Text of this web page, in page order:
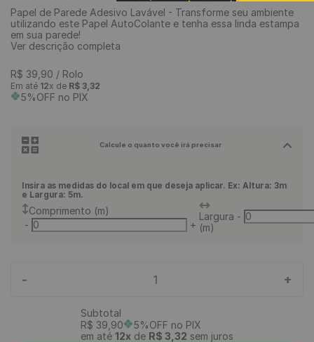
Papel de Parede Adesivo Lavável - Transforme seu ambiente
utilizando este Papel AutoColante e tenha essa linda estampa
em sua parede!
Ver descrição completa
R$ 39 90 / Rolo
Em até 12x de R$ 3,32
5%OFF no PIX
Calcule o quanto você irá precisar
Insira as medidas do local em que deseja aplicar. Ex: Altura: 3m
e Largura: 5m.
Comprimento (m)
-
+
Largura
(m)
-
- 1 +
Subtotal
R$ 39 90
5%OFF no PIX
em até 12x de R$ 3 32 sem juros
9º rodapé
10º piso vinílico